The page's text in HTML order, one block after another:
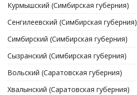
Курмышский (Симбирская губерния)
Сенгилеевский (Симбирская губерния)
Симбирский (Симбирская губерния)
Сызранский (Симбирская губерния)
Вольский (Саратовская губерния)
Хвалынский (Саратовская губерния)